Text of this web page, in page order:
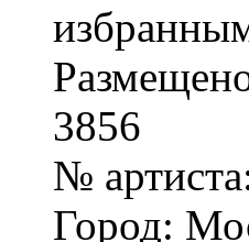
3856
№
Город: